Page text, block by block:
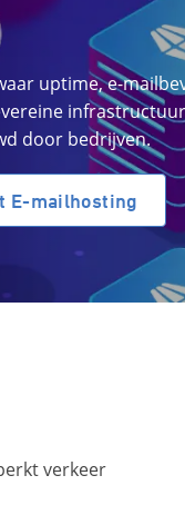
uptime, e-
door bedrijven.
E-mailhosting
verkeer